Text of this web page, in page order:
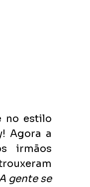
no estilo
Agora a
irmãos
gente se